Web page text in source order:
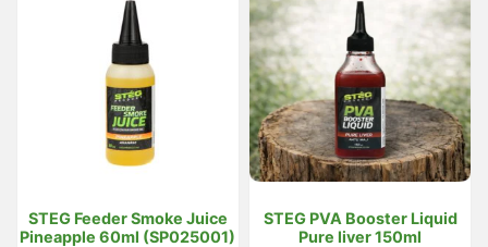
STEG Feeder Smoke Juice
Pineapple 60ml (SP025001)
STEG PVA Booster Liquid
Pure liver 150ml